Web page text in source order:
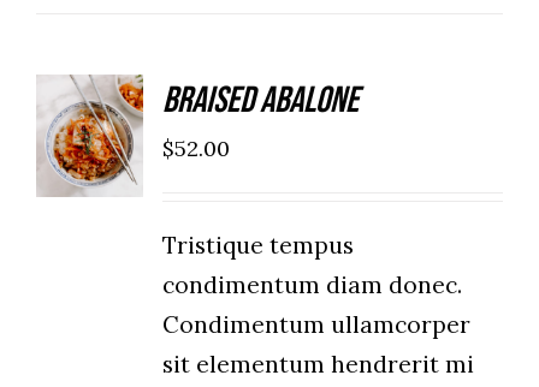
ADD TO
CART
/
DETAILS
Braised Abalone
$52.00
Tristique tempus
condimentum diam donec.
Condimentum ullamcorper
sit elementum hendrerit mi